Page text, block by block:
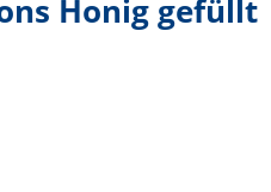
Honig gefüllt